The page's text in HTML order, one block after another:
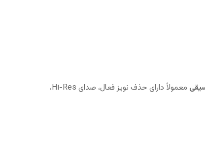
معمولاً دارای حذف نویز فعال، صدای Hi-Res،